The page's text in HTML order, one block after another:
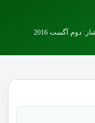
دوم آگست 2016